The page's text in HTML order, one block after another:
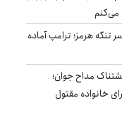
می‌کنم
تنگه هرمز؛ ترامپ آماده
مداح جوان؛
خانواده مقتول